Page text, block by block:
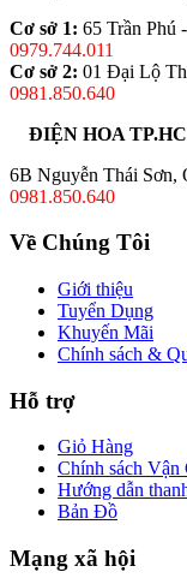
Cơ sở 1: 65 Trần Phú
0979.744.011
Cơ sở 2: 01 Đại Lộ
0981.850.640
ĐIỆN HOA
6B Nguyễn Thái Sơn,
0981.850.640
Về Chúng Tôi
Giới thiệu
Tuyển Dụng
Khuyến Mãi
Chính sách &
Hỗ trợ
Giỏ Hàng
Chính sách Vận
Hướng dẫn
Bản Đồ
Mạng xã hội